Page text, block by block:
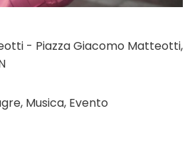
- Piazza Giacomo Matteotti,
Musica, Evento